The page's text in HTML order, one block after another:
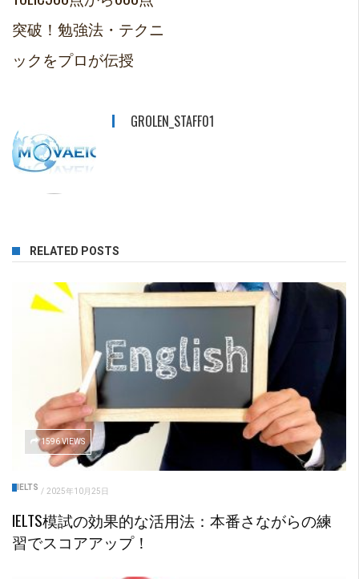
突破！勉強法・テクニ
ックをプロが伝授
GROLEN_STAFF01
RELATED POSTS
1596 VIEWS
IELTS / 2025年10月25日
IELTS模試の効果的な活用法：本番さながらの練
習でスコアアップ！